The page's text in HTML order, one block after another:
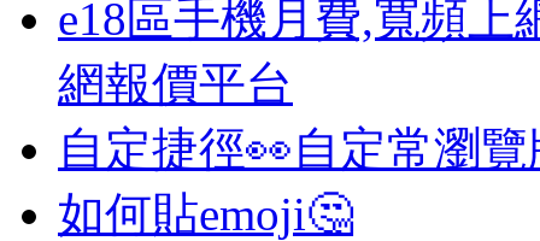
e18區手機月費,寬頻上
網報價平台
自定捷徑👀自定常瀏
如何貼emoji🤔